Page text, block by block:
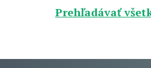
Prehľadávať